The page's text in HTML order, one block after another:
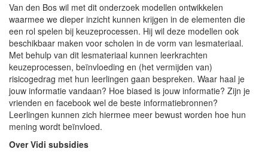
Van den Bos wil met dit onderzoek modellen ontwikkelen
waarmee we dieper inzicht kunnen krijgen in de elementen die
een rol spelen bij keuzeprocessen. Hij wil deze modellen ook
beschikbaar maken voor scholen in de vorm van lesmateriaal.
Met behulp van dit lesmateriaal kunnen leerkrachten
keuzeprocessen, beïnvloeding en (het vermijden van)
risicogedrag met hun leerlingen gaan bespreken. Waar haal je
jouw informatie vandaan? Hoe biased is jouw informatie? Zijn je
vrienden en facebook wel de beste informatiebronnen?
Leerlingen kunnen zich hiermee meer bewust worden hoe hun
mening wordt beïnvloed.
Over Vidi subsidies